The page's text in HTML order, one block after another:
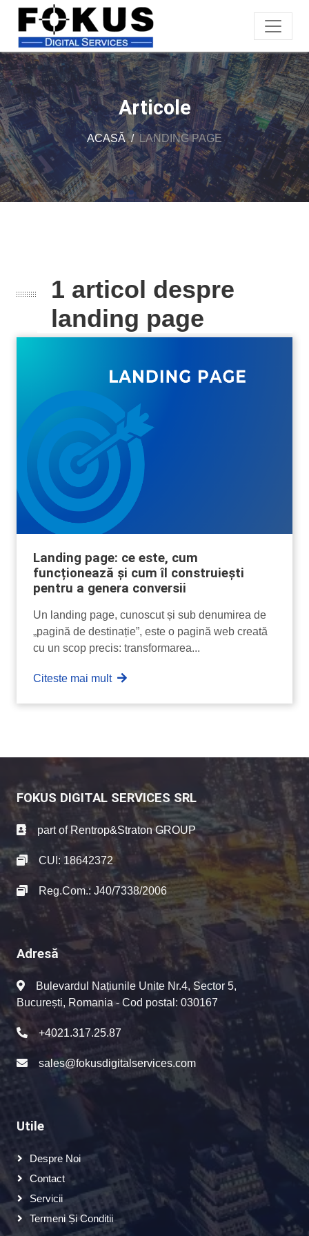
Articole
ACASĂ LANDING PAGE
1 articol despre
landing page
Landing page: ce este, cum
funcționează și cum îl construiești
pentru a genera conversii
Un landing page, cunoscut și sub denumirea de
„pagină de destinație”, este o pagină web creată
cu un scop precis: transformarea...
Citeste mai mult
FOKUS DIGITAL SERVICES SRL
part ofRentrop&Straton GROUP
CUI: 18642372
Reg.Com.: J40/7338/2006
Adresă
Bulevardul Națiunile Unite Nr.4, Sector 5,
București, Romania - Cod postal: 030167
+4021.317.25.87
sales@fokusdigitalservices.com
Utile
Despre Noi
Contact
Servicii
Termeni Și Conditii